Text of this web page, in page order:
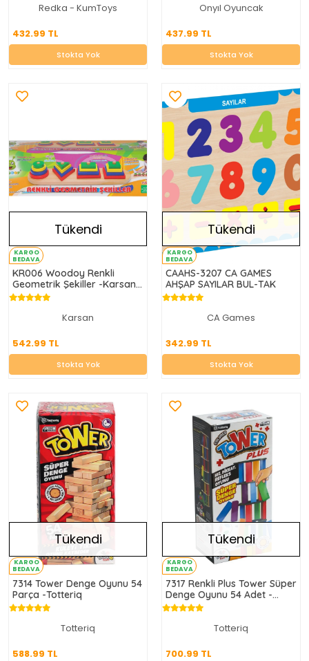
Redka - KumToys
432.99 TL
432.99 TL
Stokta Yok
Onyıl Oyuncak
437.99 TL
437.99 TL
Stokta Yok
KARGO
BEDAVA
Tükendi
KR006 Woodoy Renkli
Geometrik Şekiller -Karsan
Oyuncak
Karsan
542.99 TL
542.99 TL
Stokta Yok
KARGO
BEDAVA
Tükendi
CAAHS-3207 CA GAMES
AHŞAP SAYILAR BUL-TAK
CA Games
342.99 TL
342.99 TL
Stokta Yok
KARGO
BEDAVA
Tükendi
7314 Tower Denge Oyunu 54
Parça -Totteriq
Totteriq
588.99 TL
588.99 TL
KARGO
BEDAVA
Tükendi
7317 Renkli Plus Tower Süper
Denge Oyunu 54 Adet -
Totteriq
Totteriq
700.99 TL
700.99 TL